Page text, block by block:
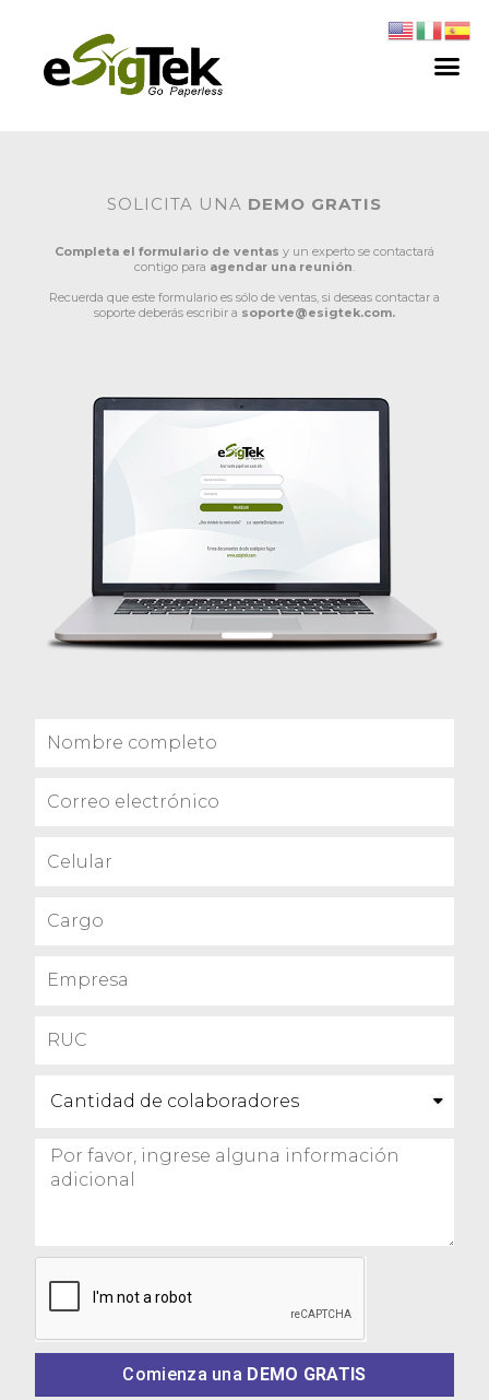
SOLICITA UNA DEMO GRATIS
Completa el formulario de ventas y un experto se contactará
contigo para agendar una reunión.
Recuerda que este formulario es sólo de ventas, si deseas contactar a
soporte deberás escribir a soporte@esigtek.com.
Comienza una DEMO GRATIS